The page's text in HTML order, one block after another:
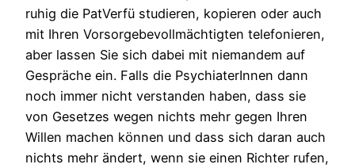
ruhig die PatVerfü studieren, kopieren oder auch
mit Ihren Vorsorgebevollmächtigten telefonieren,
aber lassen Sie sich dabei mit niemandem auf
Gespräche ein. Falls die PsychiaterInnen dann
noch immer nicht verstanden haben, dass sie
von Gesetzes wegen nichts mehr gegen Ihren
Willen machen können und dass sich daran auch
nichts mehr ändert, wenn sie einen Richter rufen,